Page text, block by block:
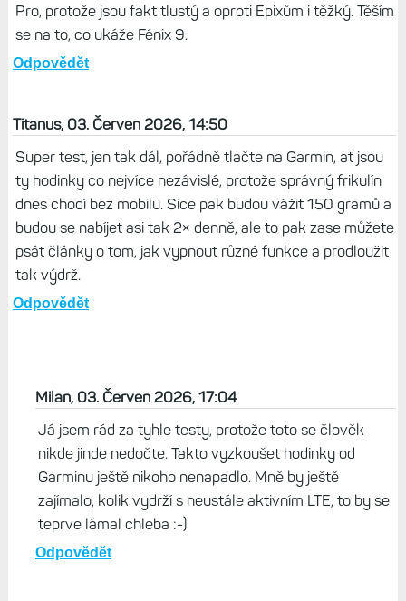
Pro, protože jsou fakt tlustý a oproti Epixům i těžký. Těším
se na to, co ukáže Fénix 9.
Odpovědět
Titanus, 03. Červen 2026, 14:50
Super test, jen tak dál, pořádně tlačte na Garmin, ať jsou
ty hodinky co nejvíce nezávislé, protože správný frikulín
dnes chodí bez mobilu. Sice pak budou vážit 150 gramů a
budou se nabíjet asi tak 2× denně, ale to pak zase můžete
psát články o tom, jak vypnout různé funkce a prodloužit
tak výdrž.
Odpovědět